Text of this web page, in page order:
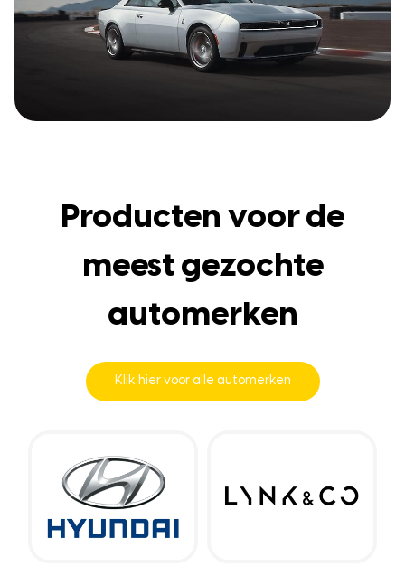
Producten voor de
meest gezochte
automerken
Klik hier voor alle automerken